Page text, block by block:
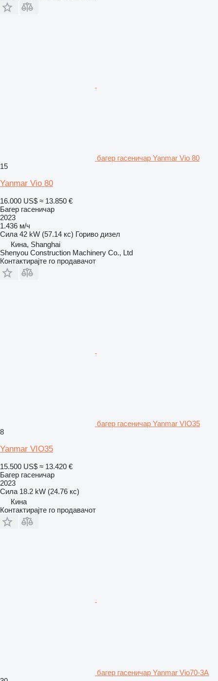
багер гасеничар Yanmar Vio 80
15
Yanmar Vio 80
16.000 US$ ≈ 13.850 €
Багер гасеничар
2023
1.436 м/ч
Сила 42 kW (57.14 кс) Гориво дизел
Кина, Shanghai
Shenyou Construction Machinery Co., Ltd
Контактирајте го продавачот
багер гасеничар Yanmar VIO35
8
Yanmar VIO35
15.500 US$ ≈ 13.420 €
Багер гасеничар
2023
Сила 18.2 kW (24.76 кс)
Кина
Контактирајте го продавачот
багер гасеничар Yanmar Vio70-3A